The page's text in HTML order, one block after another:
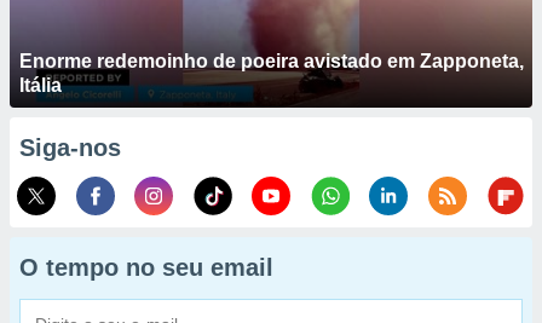
Enorme redemoinho de poeira avistado em Zapponeta,
Itália
Siga-nos
O tempo no seu email